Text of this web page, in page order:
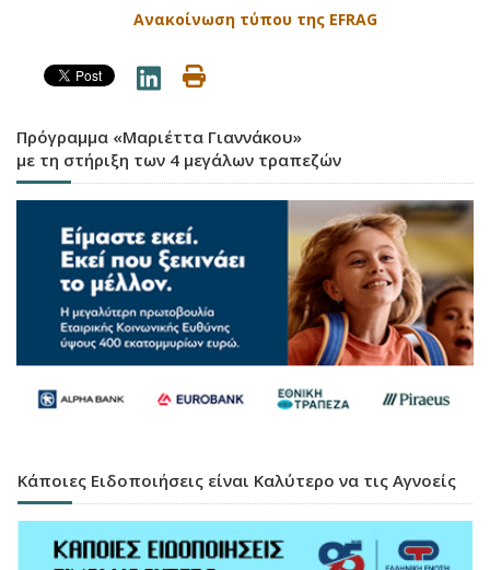
Ανακοίνωση τύπου της EFRAG
Πρόγραμμα «Μαριέττα Γιαννάκου»
με τη στήριξη των 4 μεγάλων τραπεζών
Κάποιες Ειδοποιήσεις είναι Καλύτερο να τις Αγνοείς